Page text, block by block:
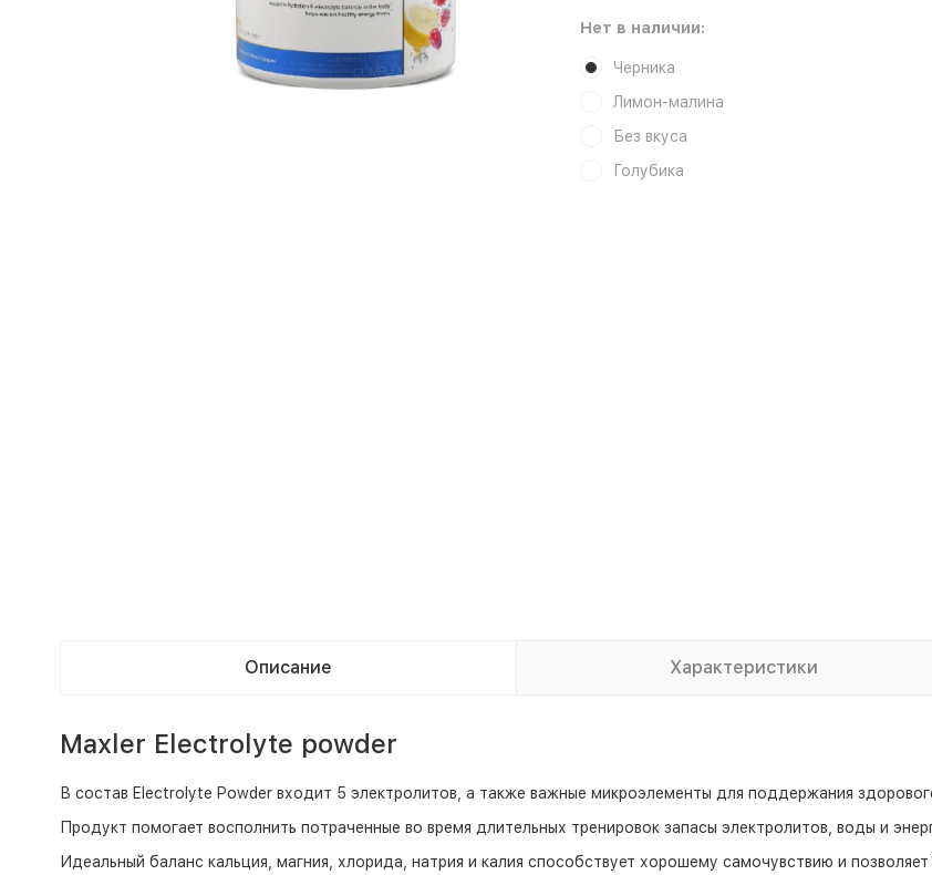
Нет в наличии:
Черника
Лимон-малина
Без вкуса
Голубика
Описание Характеристики
Maxler Electrolyte powder
В состав Electrolyte Powder входит 5 электролитов, а также важные микроэлементы для поддержания
Продукт помогает восполнить потраченные во время длительных тренировок запасы электролитов, воды и
Идеальный баланс кальция, магния, хлорида, натрия и калия способствует хорошему самочувствию и